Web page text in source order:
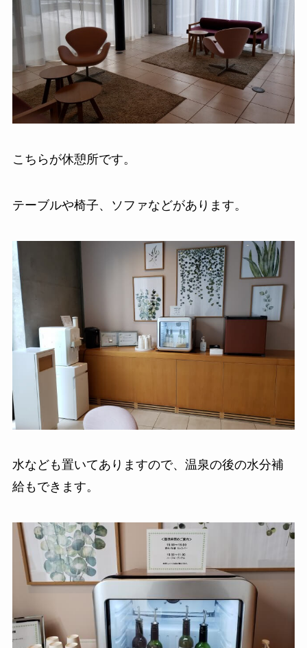
こちらが休憩所です。
テーブルや椅子、ソファなどがあります。
水なども置いてありますので、温泉の後の水分補
給もできます。